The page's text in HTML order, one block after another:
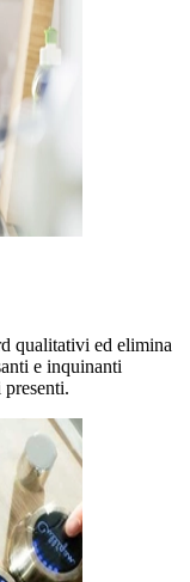
qualitativi ed elimina
e inquinanti